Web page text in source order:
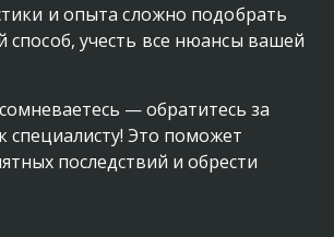
и опыта сложно подобрать
способ, учесть все нюансы вашей
— обратитесь за
специалисту! Это поможет
последствий и обрести